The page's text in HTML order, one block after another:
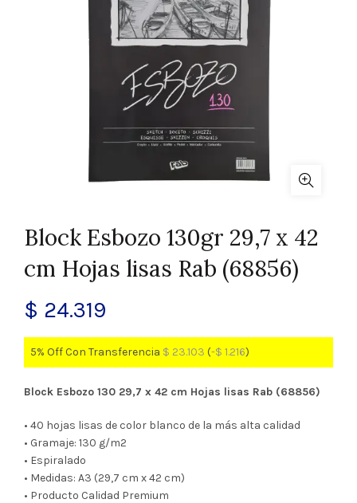
Block Esbozo 130gr 29,7 x 42
cm Hojas lisas Rab (68856)
$ 24.319
5% Off Con Transferencia $ 23.103 (-$ 1.216)
Block Esbozo 130 29,7 x 42 cm Hojas lisas Rab (68856)
• 40 hojas lisas de color blanco de la más alta calidad
• Gramaje: 130 g/m2
• Espiralado
• Medidas: A3 (29,7 cm x 42 cm)
• Producto Calidad Premium